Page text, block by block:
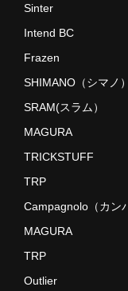
Sinter
Intend BC
Frazen
SHIMANO（シマノ）
SRAM(スラム）
MAGURA
TRICKSTUFF
TRP
Campagnolo（カン
MAGURA
TRP
Outlier